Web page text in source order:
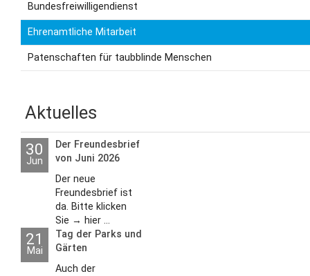
Bundesfreiwilligendienst
Ehrenamtliche Mitarbeit
Patenschaften für taubblinde Menschen
Aktuelles
30
Jun
Der Freundesbrief
von Juni 2026
Der neue
Freundesbrief ist
da. Bitte klicken
Sie → hier ...
21
Mai
Tag der Parks und
Gärten
Auch der